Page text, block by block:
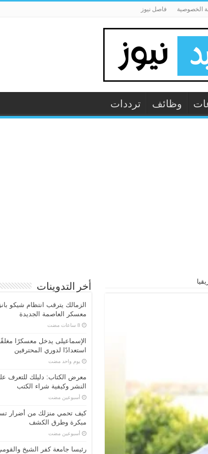
الخصوصية فاصل نيوز
وظائف ترددات
أخر التدوينات
الزمالك يترقب انتظام شيكو
معسكر العاصمة الجديدة
الإسماعیلی یدخل معسكرًا مغلقًا
استعدادًا لدوري المحترفين
‏يوم واحد مضت
معرض الكتاب: دليلك للتعرف
النشر وكيفية شراء الكتب
‏أسبوعين مضت
كيف تحمي منزلك من أضرار
مبكرة وطرق الكشف
‏أسبوعين مضت
رئيسا جامعة كفر الشيخ